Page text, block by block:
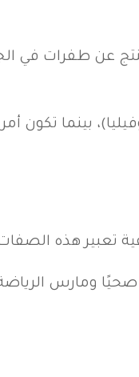
عن طفرات في
بينما تكون
تعبير هذه
ومارس